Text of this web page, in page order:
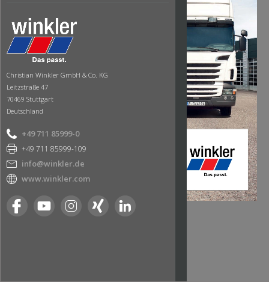
Christian Winkler GmbH & Co. KG
Leitzstraße 47
70469 Stuttgart
Deutschland
+49 711 85999-0
+49 711 85999-109
info@winkler.de
www.winkler.com